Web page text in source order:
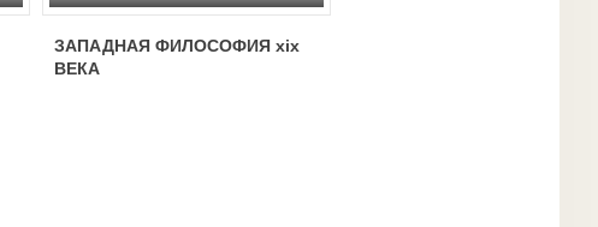
ЗАПАДНАЯ ФИЛОСОФИЯ xix
ВЕКА